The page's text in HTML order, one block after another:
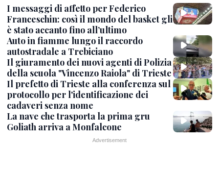
I messaggi di affetto per Federico
Franceschin: così il mondo del basket gli
è stato accanto fino all’ultimo
Auto in fiamme lungo il raccordo
autostradale a Trebiciano
Il giuramento dei nuovi agenti di Polizia
della scuola "Vincenzo Raiola" di Trieste
Il prefetto di Trieste alla conferenza sul
protocollo per l'identificazione dei
cadaveri senza nome
La nave che trasporta la prima gru
Goliath arriva a Monfalcone